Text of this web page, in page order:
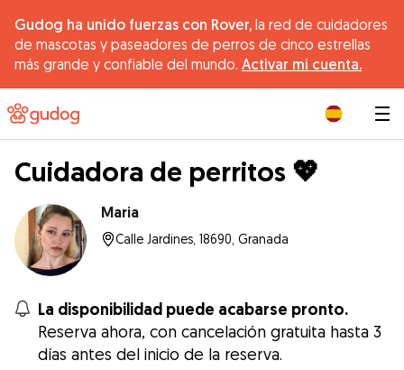
Gudog ha unido fuerzas con Rover, la red de cuidadores
de mascotas y paseadores de perros de cinco estrellas
más grande y confiable del mundo. Activar mi cuenta.
Cuidadora de perritos 💖
Maria
Calle Jardines, 18690, Granada
La disponibilidad puede acabarse pronto.
Reserva ahora, con cancelación gratuita hasta 3
días antes del inicio de la reserva.